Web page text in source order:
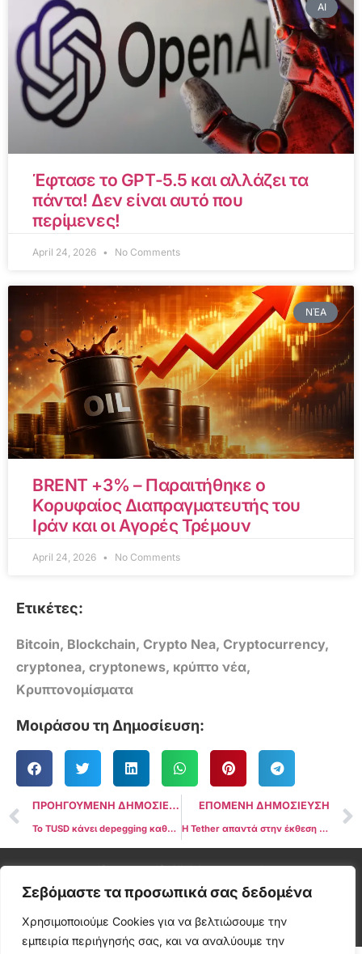
Σεβόμαστε τα προσωπικά σας δεδομένα
Χρησιμοποιούμε Cookies για να βελτιώσουμε την
εμπειρία περιήγησής σας, και να αναλύουμε την
AI
Έφτασε το GPT-5.5 και αλλάζει τα
πάντα! Δεν είναι αυτό που
περίμενες!
April 24, 2026 No Comments
ΝΈΑ
BRENT +3% – Παραιτήθηκε ο
Κορυφαίος Διαπραγματευτής του
Ιράν και οι Αγορές Τρέμουν
April 24, 2026 No Comments
Ετικέτες:
Bitcoin, Blockchain, Crypto Nea, Cryptocurrency,
cryptonea, cryptonews, κρύπτο νέα,
Κρυπτονομίσματα
Μοιράσου τη Δημοσίευση:
ΠΡΟΗΓΟΥΜΕΝΗ ΔΗΜΟΣΙΕΥΣΗ
Το TUSD κάνει depegging καθώς η Binance εστιάζει στο FDUSD
ΕΠΟΜΕΝΗ ΔΗΜΟΣΙΕΥΣΗ
Η Tether απαντά στην έκθεση του ΟΗΕ που κατηγορεί τo USDT
Cryptonea © All rights reserved